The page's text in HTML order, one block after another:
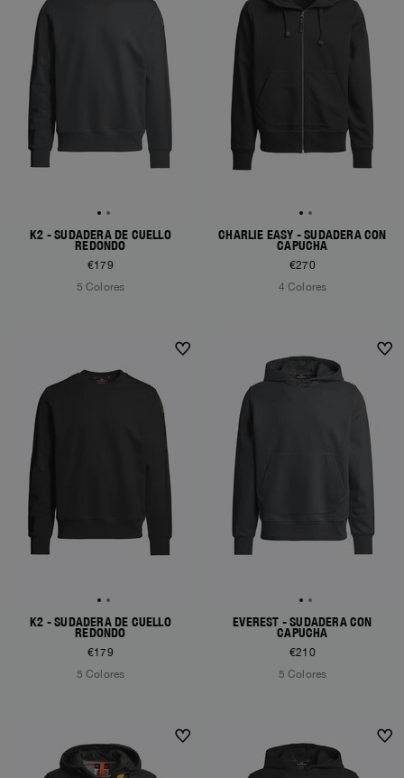
K2 - SUDADERA DE CUELLO
REDONDO
€179
5 Colores
CHARLIE EASY - SUDADERA CON
CAPUCHA
€270
4 Colores
K2 - SUDADERA DE CUELLO
REDONDO
€179
5 Colores
EVEREST - SUDADERA CON
CAPUCHA
€210
5 Colores